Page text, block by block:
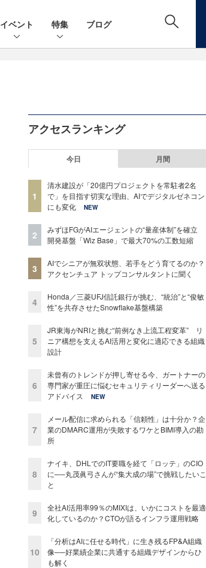
イベント 特集 ブログ
アクセスランキング
今日 月間
1
清水建設が「20億円プロジェクトを常駐者2名
で」を目指す切実な理由、AIでデジタルゼネコン
にも変化
NEW
2
みずほFGがAIエージェントの“量産体制”を確立
開発基盤「Wiz Base」で最大70%の工数短縮
3
AIでシニアが無双状態、若手をどう育てるのか？
アクセンチュア トップコンサルタントに聞く
4
Honda／三菱UFJ信託銀行が挑む、“統治”と“俊敏
性”を共存させたSnowflake基盤構築
5
JR東海がNRIと挑む“前例なき上流工程変革” リ
ニア構想を支えるAI活用と変化に適応できる組織
設計
6
未曾有のトレンドが押し寄せる今、ガートナーの
専門家が重圧に悩むセキュリティリーダーへ送る
アドバイス
NEW
7
メール配信に求められる「信頼性」は十分か？企
業のDMARC運用が失敗するワケとBIMI導入の勘
所
8
ナイキ、DHLでのIT要職を経て「ロッテ」のCIO
に──丸茂眞弓さんが“集大成の場”で挑戦したいこ
と
9
全社AI活用率99％のMIXIは、いかにコストを最適
化しているのか？CTOが語るインフラ運用戦略
10
「分析はAIに任せる時代」に生き残るFP&A組織
像──好業績企業に共通する組織デザインからひ
も解く